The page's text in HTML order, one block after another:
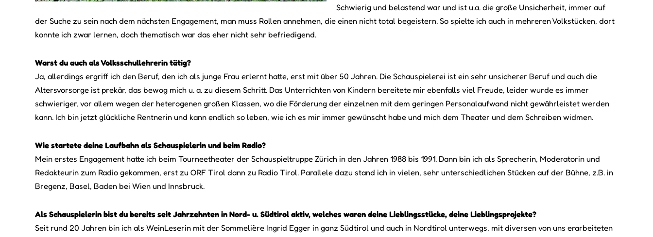
Schwierig und belastend war und ist u.a. die große Unsicherheit, immer auf
der Suche zu sein nach dem nächsten Engagement, man muss Rollen annehmen, die einen nicht total begeistern. So spielte ich auch in mehreren Volkstücken, dort
konnte ich zwar lernen, doch thematisch war das eher nicht sehr befriedigend.
Warst du auch als Volksschullehrerin tätig?
Ja, allerdings ergriff ich den Beruf, den ich als junge Frau erlernt hatte, erst mit über 50 Jahren. Die Schauspielerei ist ein sehr unsicherer Beruf und auch die
Altersvorsorge ist prekär, das bewog mich u. a. zu diesem Schritt. Das Unterrichten von Kindern bereitete mir ebenfalls viel Freude, leider wurde es immer
schwieriger, vor allem wegen der heterogenen großen Klassen, wo die Förderung der einzelnen mit dem geringen Personalaufwand nicht gewährleistet werden
kann. Ich bin jetzt glückliche Rentnerin und kann endlich so leben, wie ich es mir immer gewünscht habe und mich dem Theater und dem Schreiben widmen.
Wie startete deine Laufbahn als Schauspielerin und beim Radio?
Mein erstes Engagement hatte ich beim Tourneetheater der Schauspieltruppe Zürich in den Jahren 1988 bis 1991. Dann bin ich als Sprecherin, Moderatorin und
Redakteurin zum Radio gekommen, erst zu ORF Tirol dann zu Radio Tirol. Parallele dazu stand ich in vielen, sehr unterschiedlichen Stücken auf der Bühne, z.B. in
Bregenz, Basel, Baden bei Wien und Innsbruck.
Als Schauspielerin bist du bereits seit Jahrzehnten in Nord- u. Südtirol aktiv, welches waren deine Lieblingsstücke, deine Lieblingsprojekte?
Seit rund 20 Jahren bin ich als WeinLeserin mit der Sommelière Ingrid Egger in ganz Südtirol und auch in Nordtirol unterwegs, mit diversen von uns erarbeiteten